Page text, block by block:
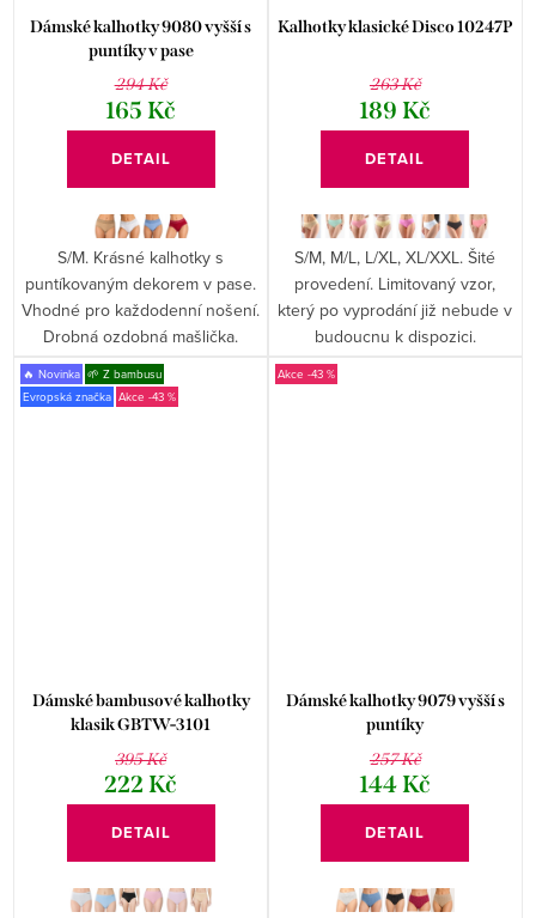
Dámské kalhotky 9080 vyšší s
puntíky v pase
294 Kč
165 Kč
DETAIL
S/M. Krásné kalhotky s
puntíkovaným dekorem v pase.
Vhodné pro každodenní nošení.
Drobná ozdobná mašlička.
Kalhotky klasické Disco 10247P
263 Kč
189 Kč
DETAIL
S/M, M/L, L/XL, XL/XXL. Šité
provedení. Limitovaný vzor,
který po vyprodání již nebude v
budoucnu k dispozici.
🔥 Novinka 🌱 Z bambusu
Evropská značka
-43 %
Dámské bambusové kalhotky
klasik GBTW-3101
395 Kč
222 Kč
DETAIL
-43 %
Dámské kalhotky 9079 vyšší s
puntíky
257 Kč
144 Kč
DETAIL